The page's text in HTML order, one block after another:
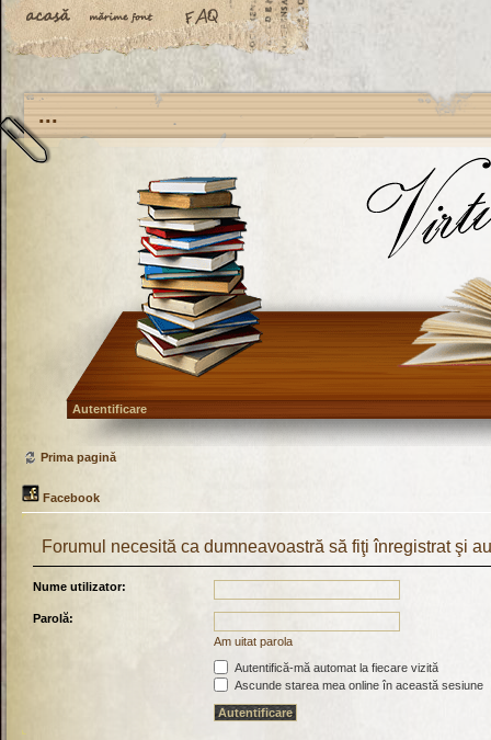
...
Autentificare
Prima pagină
Facebook
Forumul necesită ca dumneavoastră să fiţi înregistrat şi
Nume utilizator:
Parolă:
Am uitat parola
Autentifică-mă automat la fiecare vizită
Ascunde starea mea online în această sesiune